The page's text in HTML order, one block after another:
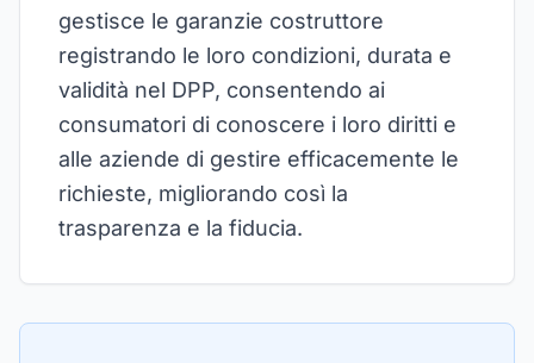
gestisce le garanzie costruttore
registrando le loro condizioni, durata e
validità nel DPP, consentendo ai
consumatori di conoscere i loro diritti e
alle aziende di gestire efficacemente le
richieste, migliorando così la
trasparenza e la fiducia.